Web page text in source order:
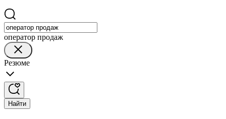
оператор продаж
Резюме
Найти